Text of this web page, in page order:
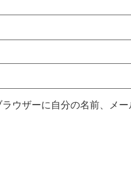
ウザーに自分の名前、メー